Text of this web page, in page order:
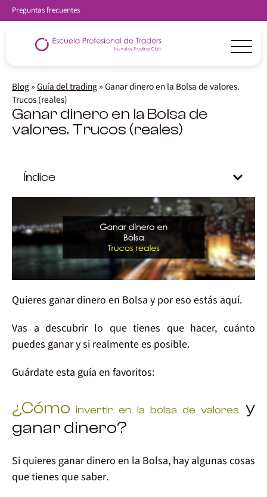
Preguntas frecuentes
Blog»Guía del trading»Ganar dinero en la Bolsa de valores.
Trucos (reales)
Ganar dinero en la Bolsa de
valores. Trucos (reales)
Índice
Quieres ganar dinero en Bolsa y por eso estás aquí.
Vas adescubrirlo que tienes que hacer, cuánto
puedes ganary si realmente es posible.
Guárdate esta guía en favoritos:
¿Cómo invertir en la bolsa de valores y
ganar dinero?
Si quieres ganar dinero en la Bolsa, hay algunas cosas
quetienes que saber.